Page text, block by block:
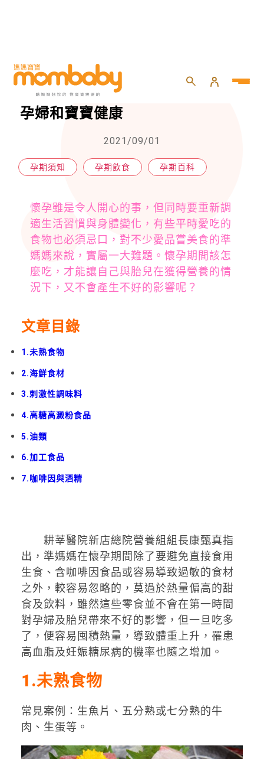
HOME 懷孕 孕期百科
懷孕飲食小心這7類食品！會影響
孕婦和寶寶健康
2021/09/01
孕期須知 孕期飲食 孕期百科
懷孕雖是令人開心的事，但同時要重新調
適生活習慣與身體變化，有些平時愛吃的
食物也必須忌口，對不少愛品嘗美食的準
媽媽來說，實屬一大難題。懷孕期間該怎
麼吃，才能讓自己與胎兒在獲得營養的情
況下，又不會產生不好的影響呢？
文章目錄
1.未熟食物
2.海鮮食材
3.刺激性調味料
4.高糖高澱粉食品
5.油類
6.加工食品
7.咖啡因與酒精
耕莘醫院新店總院營養組組長康甄真指
出，準媽媽在懷孕期間除了要避免直接食用
生食、含咖啡因食品或容易導致過敏的食材
之外，較容易忽略的，莫過於熱量偏高的甜
食及飲料，雖然這些零食並不會在第一時間
對孕婦及胎兒帶來不好的影響，但一旦吃多
了，便容易囤積熱量，導致體重上升，罹患
高血脂及妊娠糖尿病的機率也隨之增加。
1.未熟食物
常見案例：生魚片、五分熟或七分熟的牛
肉、生蛋等。